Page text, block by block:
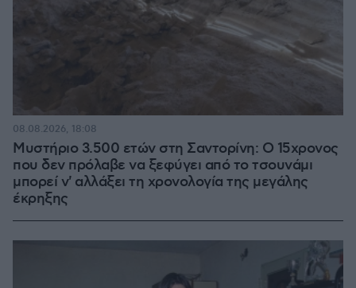
Μυστήριο 3.500 ετών στη Σαντορίνη: Ο 15χρονος
που δεν πρόλαβε να ξεφύγει από το τσουνάμι
μπορεί ν' αλλάξει τη χρονολογία της μεγάλης
έκρηξης
08.08.2026, 18:08